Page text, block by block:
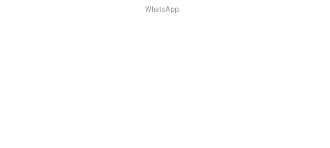
WhatsApp.